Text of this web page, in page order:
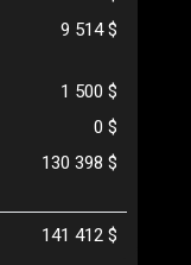
9 514 $
1 500 $
0 $
130 398 $
141 412 $